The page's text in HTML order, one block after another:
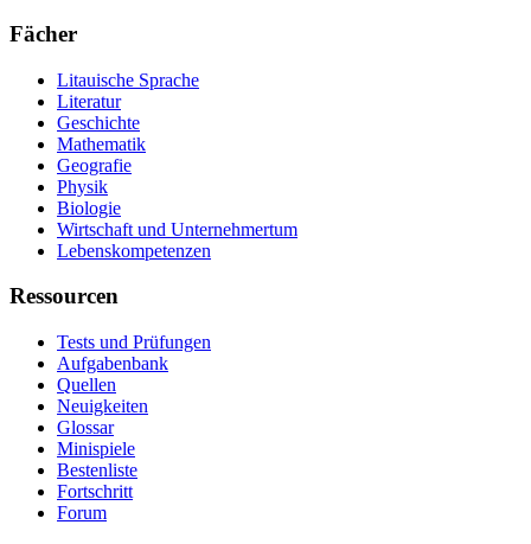
Fächer
Litauische Sprache
Literatur
Geschichte
Mathematik
Geografie
Physik
Biologie
Wirtschaft und Unternehmertum
Lebenskompetenzen
Ressourcen
Tests und Prüfungen
Aufgabenbank
Quellen
Neuigkeiten
Glossar
Minispiele
Bestenliste
Fortschritt
Forum